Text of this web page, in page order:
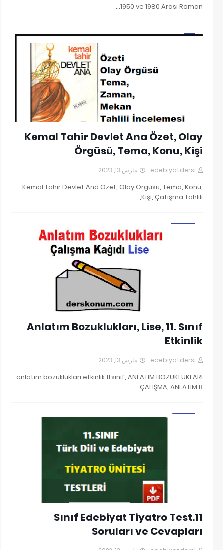
1950 ve 1980 Arası Roman…
Kemal Tahir Devlet Ana Özet, Olay
Örgüsü, Tema, Konu, Kişi
edebiyatdersi مارس 13, 2023
Kemal Tahir Devlet Ana Özet, Olay Örgüsü, Tema, Konu,
Kişi, Çatışma Tahlili, …
Anlatım Bozuklukları, Lise, 11. Sınıf
Etkinlik
edebiyatdersi مارس 13, 2023
anlatım bozuklukları etkinlik 11.sınıf, ANLATIM BOZUKLUKLARI
ÇALIŞMA, ANLATIM B…
11.Sınıf Edebiyat Tiyatro Test
Soruları ve Cevapları